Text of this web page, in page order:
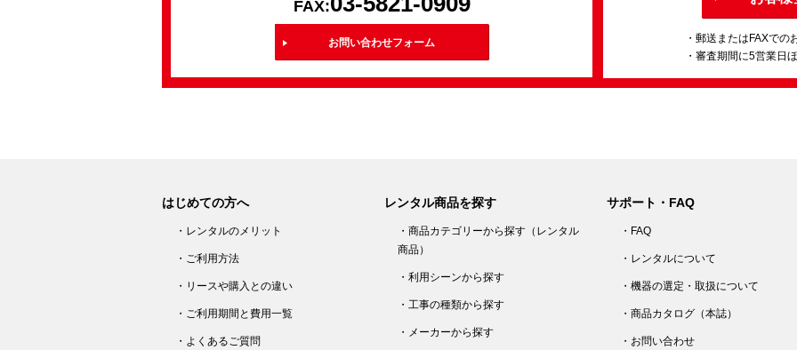
FAX:
お問い合わせフォーム
・郵送またはFAXでの
・審査期間に5営業日
はじめての方へ
・レンタルのメリット
・ご利用方法
・リースや購入との違い
・ご利用期間と費用一覧
・よくあるご質問
レンタル商品を探す
・商品カテゴリーから探す（レンタル
商品）
・利用シーンから探す
・工事の種類から探す
・メーカーから探す
サポート・FAQ
・FAQ
・レンタルについて
・機器の選定・取扱について
・商品カタログ（本誌）
・お問い合わせ